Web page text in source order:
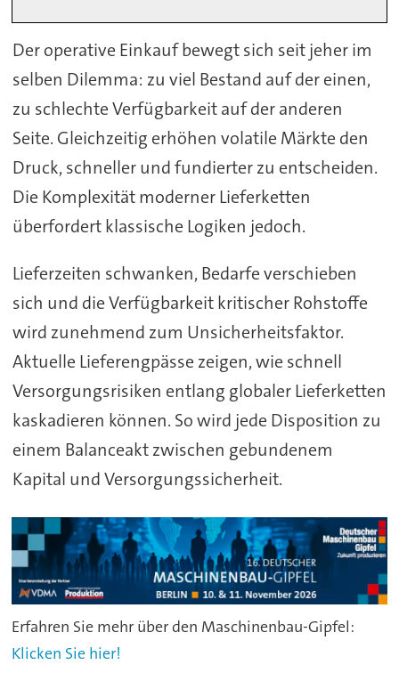
Der operative Einkauf bewegt sich seit jeher im
selben Dilemma: zu viel Bestand auf der einen,
zu schlechte Verfügbarkeit auf der anderen
Seite. Gleichzeitig erhöhen volatile Märkte den
Druck, schneller und fundierter zu entscheiden.
Die Komplexität moderner Lieferketten
überfordert klassische Logiken jedoch.
Lieferzeiten schwanken, Bedarfe verschieben
sich und die Verfügbarkeit kritischer Rohstoffe
wird zunehmend zum Unsicherheitsfaktor.
Aktuelle Lieferengpässe zeigen, wie schnell
Versorgungsrisiken entlang globaler Lieferketten
kaskadieren können. So wird jede Disposition zu
einem Balanceakt zwischen gebundenem
Kapital und Versorgungssicherheit.
Erfahren Sie mehr über den Maschinenbau-Gipfel:
Klicken Sie hier!